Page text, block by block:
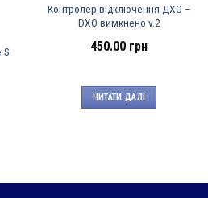
S
Контролер відключення ДХО –
DXO вимкнено v.2
450.00 грн
ЧИТАТИ ДАЛІ